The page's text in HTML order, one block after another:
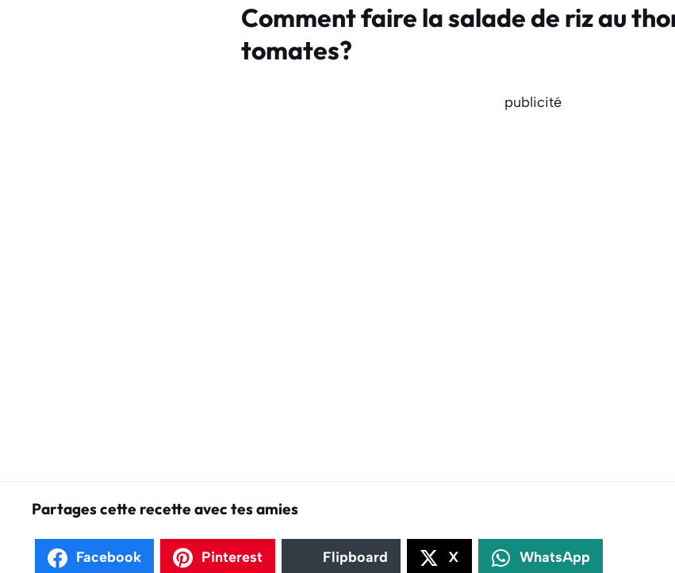
Comment faire la salade de riz au
tomates?
publicité
Partages cette recette avec tes amies
Facebook Pinterest Flipboard X WhatsApp